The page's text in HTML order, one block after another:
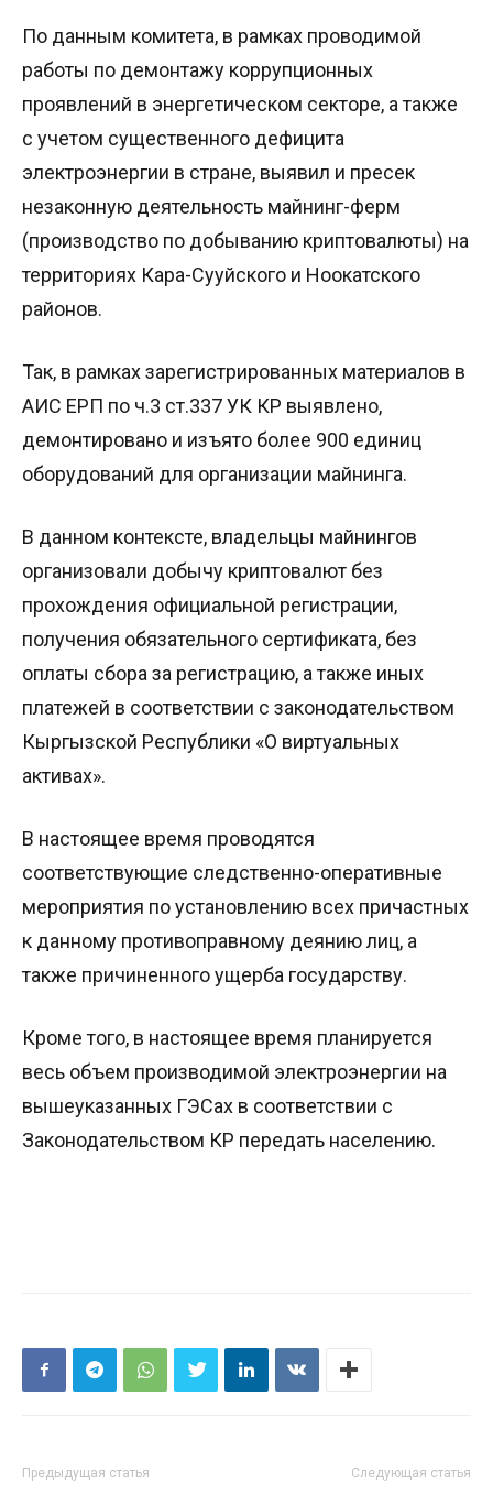
По данным комитета, в рамках проводимой
работы по демонтажу коррупционных
проявлений в энергетическом секторе, а также
с учетом существенного дефицита
электроэнергии в стране, выявил и пресек
незаконную деятельность майнинг-ферм
(производство по добыванию криптовалюты) на
территориях Кара-Сууйского и Ноокатского
районов.
Так, в рамках зарегистрированных материалов в
АИС ЕРП по ч.3 ст.337 УК КР выявлено,
демонтировано и изъято более 900 единиц
оборудований для организации майнинга.
В данном контексте, владельцы майнингов
организовали добычу криптовалют без
прохождения официальной регистрации,
получения обязательного сертификата, без
оплаты сбора за регистрацию, а также иных
платежей в соответствии с законодательством
Кыргызской Республики «О виртуальных
активах».
В настоящее время проводятся
соответствующие следственно-оперативные
мероприятия по установлению всех причастных
к данному противоправному деянию лиц, а
также причиненного ущерба государству.
Кроме того, в настоящее время планируется
весь объем производимой электроэнергии на
вышеуказанных ГЭСах в соответствии с
Законодательством КР передать населению.
Предыдущая статья Следующая статья